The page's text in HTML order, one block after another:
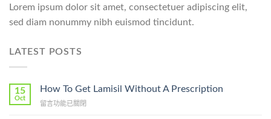
Lorem ipsum dolor sit amet, consectetuer adipiscing elit,
sed diam nonummy nibh euismod tincidunt.
LATEST POSTS
15
Oct
How To Get Lamisil Without A Prescription
在
留言功能已關閉